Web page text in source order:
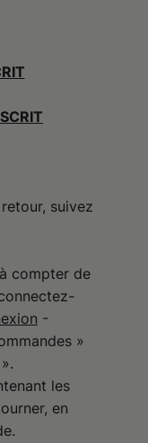
suivez
compter de
-
»
les
en